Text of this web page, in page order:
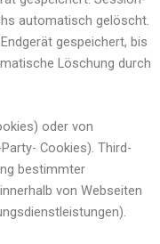
automatisch gelöscht.
gespeichert, bis
Löschung durch
oder von
Cookies). Third-
bestimmter
von Webseiten